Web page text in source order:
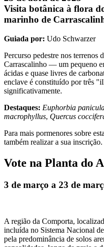
Visita botânica à flora
marinho de
Guiada por: Udo Schwarzer
Percurso pedestre nos terrenos
Carrascalinho — um pequeno
ácidas e quase livres de
enclave é constituído por três
significativamente.
Destaques: Euphorbia
macrophyllus, Quercus
Para mais pormenores sobre
também realizar a sua inscrição.
Vote na Planta do
3 de março a 23 de
A região da Comporta,
incluída no Sistema Nacional
pela predominância de solos